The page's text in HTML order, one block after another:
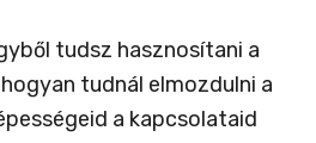
tudsz hasznosítani a
tudnál elmozdulni a
a kapcsolataid